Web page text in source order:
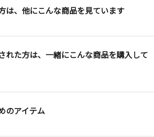
は、他にこんな商品を見ています
れた方は、一緒にこんな商品を購入して
のアイテム